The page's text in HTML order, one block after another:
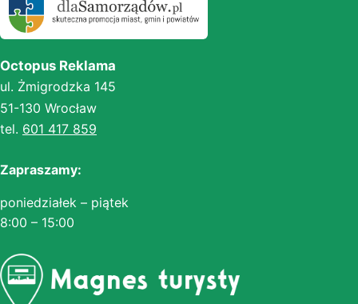
Octopus Reklama
ul. Żmigrodzka 145
51-130 Wrocław
tel. 601 417 859
Zapraszamy:
poniedziałek – piątek
8:00 – 15:00